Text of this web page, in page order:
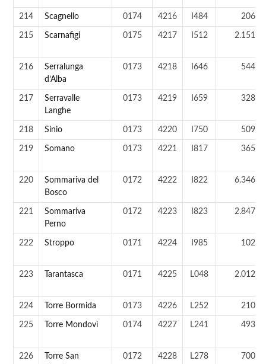
214 Scagnello 0174 4216 I484 206 ab
215 Scarnafigi 0175 4217 I512 2.151 ab
216
Serralunga
d’Alba
0173 4218 I646 544 ab
217
Serravalle
Langhe
0173 4219 I659 328 ab
218 Sinio 0173 4220 I750 509 ab
219 Somano 0173 4221 I817 365 ab
220
Sommariva del
Bosco
0172 4222 I822 6.346 ab
221
Sommariva
Perno
0172 4223 I823 2.847 ab
222 Stroppo 0171 4224 I985 102 ab
223 Tarantasca 0171 4225 L048 2.012 ab
224 Torre Bormida 0173 4226 L252 210 ab
225 Torre Mondovì 0174 4227 L241 493 ab
226
Torre San
0172 4228 L278 700 ab